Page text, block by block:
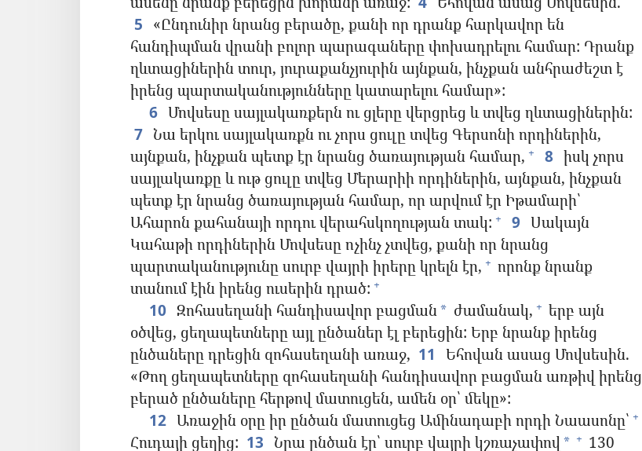
5 «Ընդունիր նրանց բերածը, քանի որ դրանք հարկավոր են
հանդիպման վրանի բոլոր պարագաները փոխադրելու համար: Դրանք
ղևտացիներին տուր, յուրաքանչյուրին այնքան, ինչքան անհրաժեշտ է
իրենց պարտականությունները կատարելու համար»:
6 Մովսեսը սայլակառքերն ու ցլերը վերցրեց և տվեց ղևտացիներին:
7 Նա երկու սայլակառքն ու չորս ցուլը տվեց Գերսոնի որդիներին,
այնքան, ինչքան պետք էր նրանց ծառայության համար, + 8 իսկ չորս
սայլակառքը և ութ ցուլը տվեց Մերարիի որդիներին, այնքան, ինչքան
պետք էր նրանց ծառայության համար, որ արվում էր Իթամարի՝
Ահարոն քահանայի որդու վերահսկողության տակ: + 9 Սակայն
Կահաթի որդիներին Մովսեսը ոչինչ չտվեց, քանի որ նրանց
պարտականությունը սուրբ վայրի իրերը կրելն էր, + որոնք նրանք
տանում էին իրենց ուսերին դրած: +
10 Զոհասեղանի հանդիսավոր բացման* ժամանակ, + երբ այն
օծվեց, ցեղապետները այլ ընծաներ էլ բերեցին: Երբ նրանք իրենց
ընծաները դրեցին զոհասեղանի առաջ, 11
Եհովան ասաց Մովսեսին.
«Թող ցեղապետները զոհասեղանի հանդիսավոր բացման առթիվ իրենց
բերած ընծաները հերթով մատուցեն, ամեն օր՝ մեկը»:
12 Առաջին օրը իր ընծան մատուցեց Ամինադաբի որդի Նաասոնը՝ +
Հուդայի ցեղից: 13 Նրա ընծան էր՝ սուրբ վայրի կշռաչափով * + 130